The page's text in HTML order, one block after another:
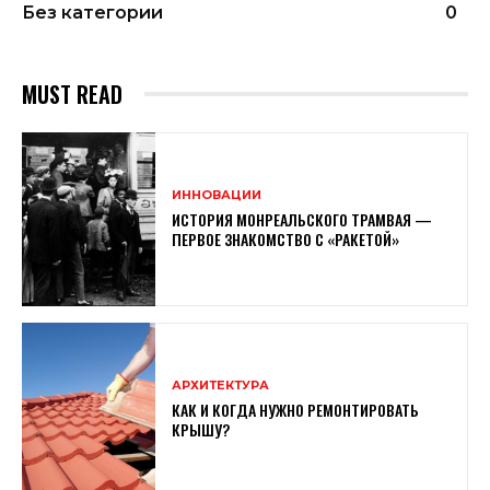
Без категории
0
MUST READ
ИННОВАЦИИ
ИСТОРИЯ МОНРЕАЛЬСКОГО ТРАМВАЯ —
ПЕРВОЕ ЗНАКОМСТВО С «РАКЕТОЙ»
АРХИТЕКТУРА
КАК И КОГДА НУЖНО РЕМОНТИРОВАТЬ
КРЫШУ?